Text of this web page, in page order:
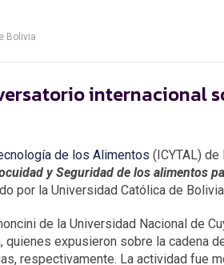
Bolivia
internacional
de los Alimentos (ICYTAL)
y Seguridad de los alimentos
por la Universidad Católica de
de la Universidad Nacional de
expusieron sobre la cadena
respectivamente. La actividad fue